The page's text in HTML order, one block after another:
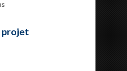
projet